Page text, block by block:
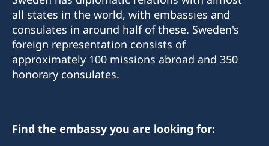
+972 4 864 31 65
Fax
+972 4 866 49 02
Haifa 31334
Fax
+972 (0)8 6347021
Consulte of Sweden
Mor Center 2nd floor
Honorary Consul
all states in the world, with embassies and
consulates in around half of these. Sweden's
foreign representation consists of
approximately 100 missions abroad and 350
honorary consulates.
Find the embassy you are looking for: